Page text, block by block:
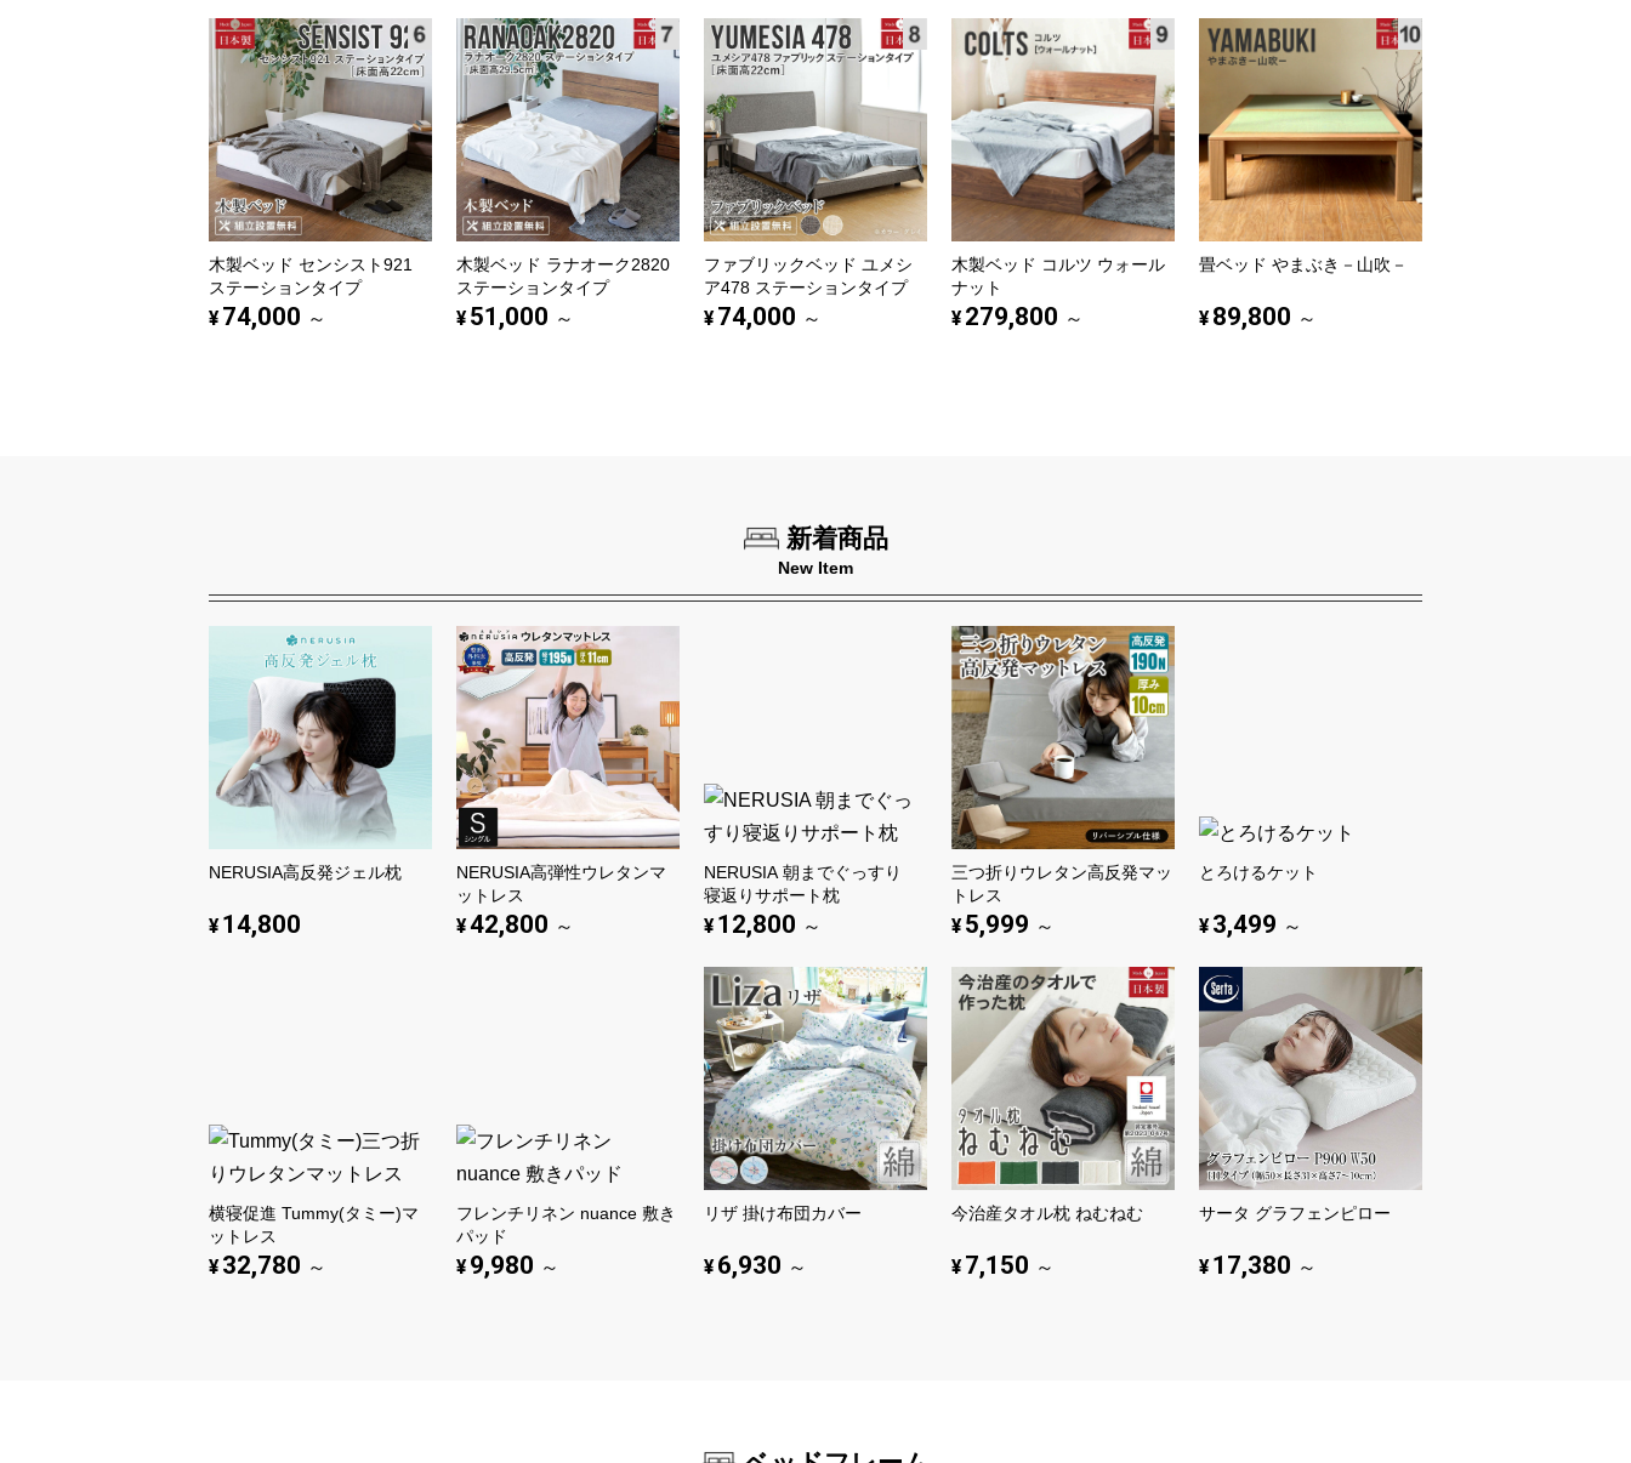
木製ベッド センシスト921
ステーションタイプ
¥ 74,000 ～
木製ベッド ラナオーク2820
ステーションタイプ
¥ 51,000 ～
ファブリックベッド ユメシ
ア478 ステーションタイプ
¥ 74,000 ～
木製ベッド コルツ ウォール
ナット
¥ 279,800 ～
畳ベッド やまぶき－山吹－
¥ 89,800 ～
新着商品
New Item
NERUSIA高反発ジェル枕
¥ 14,800
NERUSIA高弾性ウレタンマ
ットレス
¥42,800 ～
NERUSIA 朝までぐっすり
寝返りサポート枕
¥ 12,800 ～
三つ折りウレタン高反発マッ
トレス
¥ 5,999 ～
とろけるケット
¥ 3,499 ～
横寝促進 Tummy(タミー)マ
ットレス
¥ 32,780 ～
フレンチリネン nuance 敷き
パッド
¥ 9,980 ～
リザ 掛け布団カバー
¥ 6,930 ～
今治産タオル枕 ねむねむ
¥ 7,150 ～
サータ グラフェンピロー
¥ 17,380 ～